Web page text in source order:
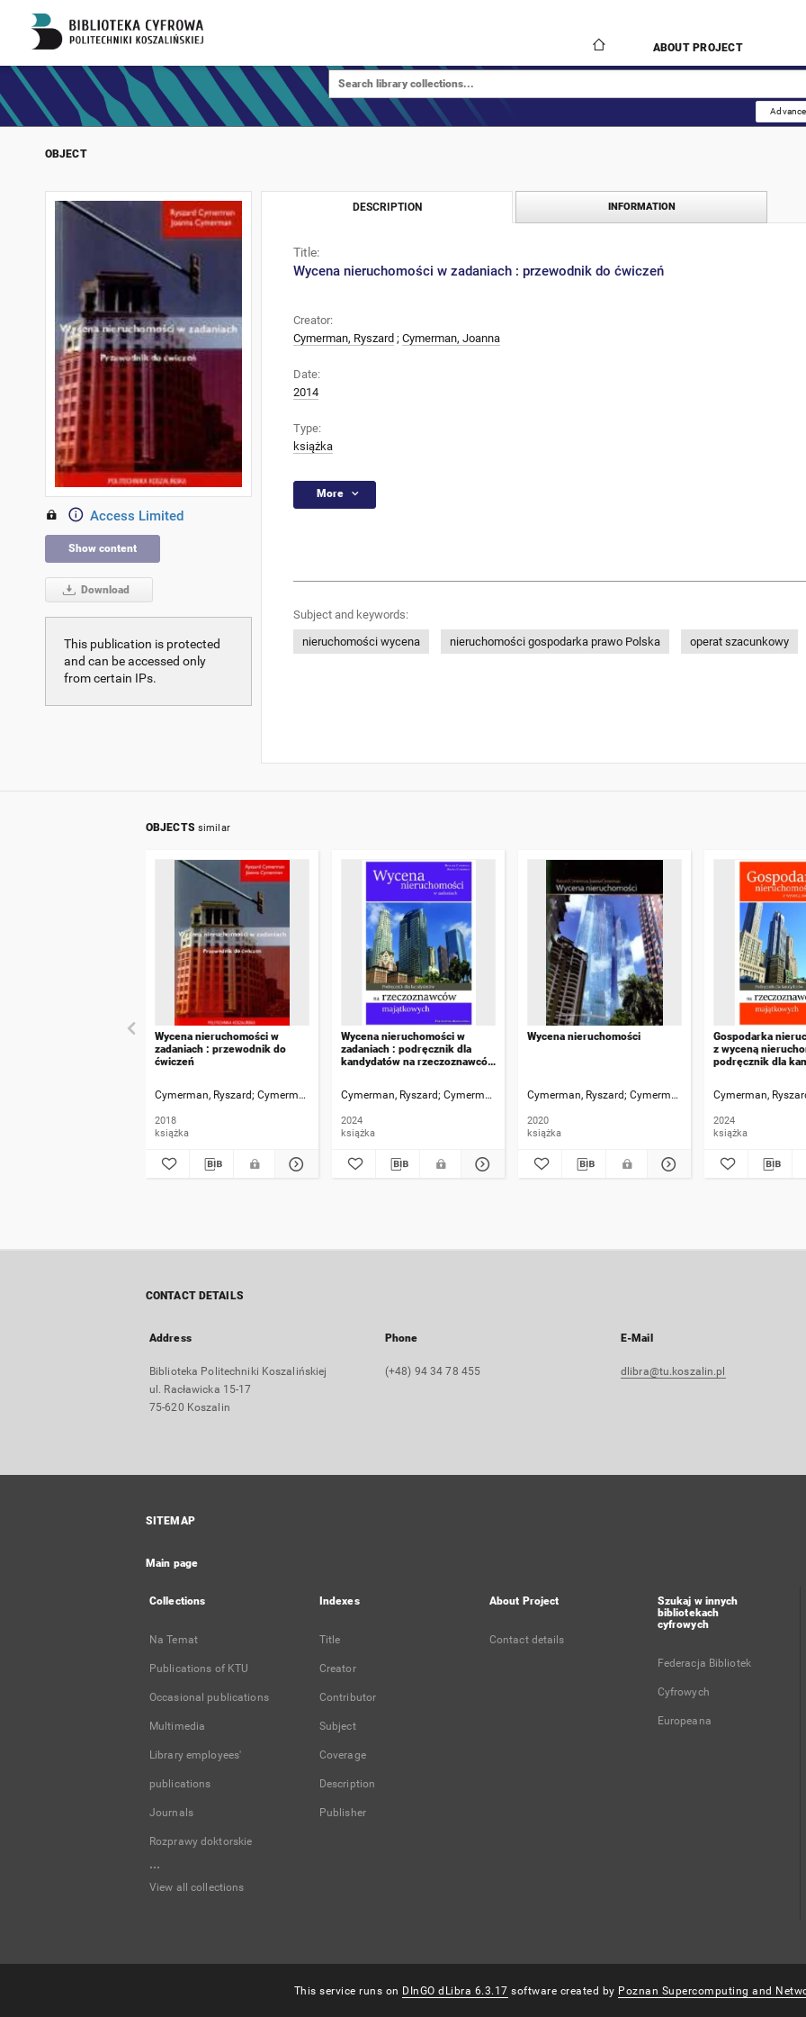
ABOUT PROJECT
OBJECT
Access Limited
Show content
Download
This publication is protected
and can be accessed only
from certain IPs.
DESCRIPTION INFORMATION
Title:
Wycena nieruchomości w zadaniach : przewodnik do ćwiczeń
Creator:
Cymerman, Ryszard ; Cymerman, Joanna
Date:
2014
Type:
książka
More
Subject and keywords:
nieruchomości wycena
nieruchomości gospodarka prawo Polska operat szacunkowy
OBJECTS similar
Wycena nieruchomości w
zadaniach : przewodnik do
ćwiczeń
Cymerman, Ryszard Cymerman, Joanna
2018
książka
Wycena nieruchomości w
zadaniach : podręcznik dla
kandydatów na rzeczoznawców
Cymerman, Ryszard Cymerman, Joanna
2024
książka
Wycena nieruchomości
Cymerman, Ryszard Cymerman, Joanna Foryś, Iwona
2020
książka
Gospodarka
z wyceną
podręcznik dla
Cymerman,
2024
książka
CONTACT DETAILS
Address
Biblioteka Politechniki Koszalińskiej
ul. Racławicka 15-17
75-620 Koszalin
Phone
(+48) 94 34 78 455
E-Mail
dlibra@tu.koszalin.pl
SITEMAP
Main page
Collections
Na Temat
Publications of KTU
Occasional publications
Multimedia
Library employees'
publications
Journals
Rozprawy doktorskie
...
View all collections
Indexes
Title
Creator
Contributor
Subject
Coverage
Description
Publisher
About Project
Contact details
Szukaj w innych
bibliotekach
cyfrowych
Federacja Bibliotek
Cyfrowych
Europeana
This service runs on DInGO dLibra 6.3.17 software created by Poznan Supercomputing and